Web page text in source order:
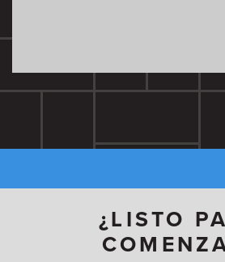
¿LISTO